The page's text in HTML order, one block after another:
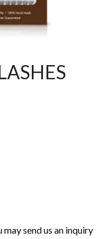
send us an inquiry